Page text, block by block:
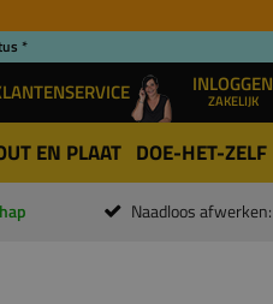
*
INLOGGEN
ZAKELIJK
EN PLAAT DOE-HET-ZELF
Naadloos afwerken: